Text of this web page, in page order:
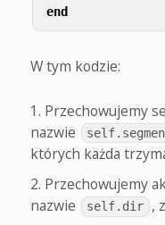
end
W tym kodzie:
Przechowujemy
nazwie
których każda
Przechowujemy
nazwie
self.dir
,